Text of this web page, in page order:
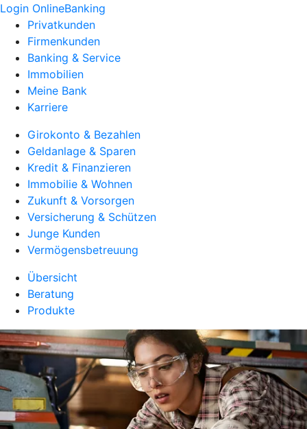
Login OnlineBanking
Privatkunden
Firmenkunden
Banking & Service
Immobilien
Meine Bank
Karriere
Girokonto & Bezahlen
Geldanlage & Sparen
Kredit & Finanzieren
Immobilie & Wohnen
Zukunft & Vorsorgen
Versicherung & Schützen
Junge Kunden
Vermögensbetreuung
Übersicht
Beratung
Produkte